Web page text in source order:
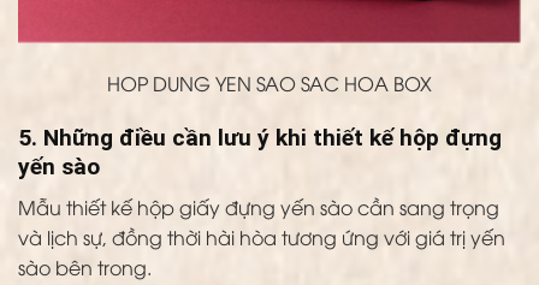
HOP DUNG YEN SAO SAC HOA BOX
5. Những điều cần lưu ý khi thiết kế hộp đựng
yến sào
Mẫu thiết kế hộp giấy đựng yến sào cần sang trọng
và lịch sự, đồng thời hài hòa tương ứng với giá trị yến
sào bên trong.